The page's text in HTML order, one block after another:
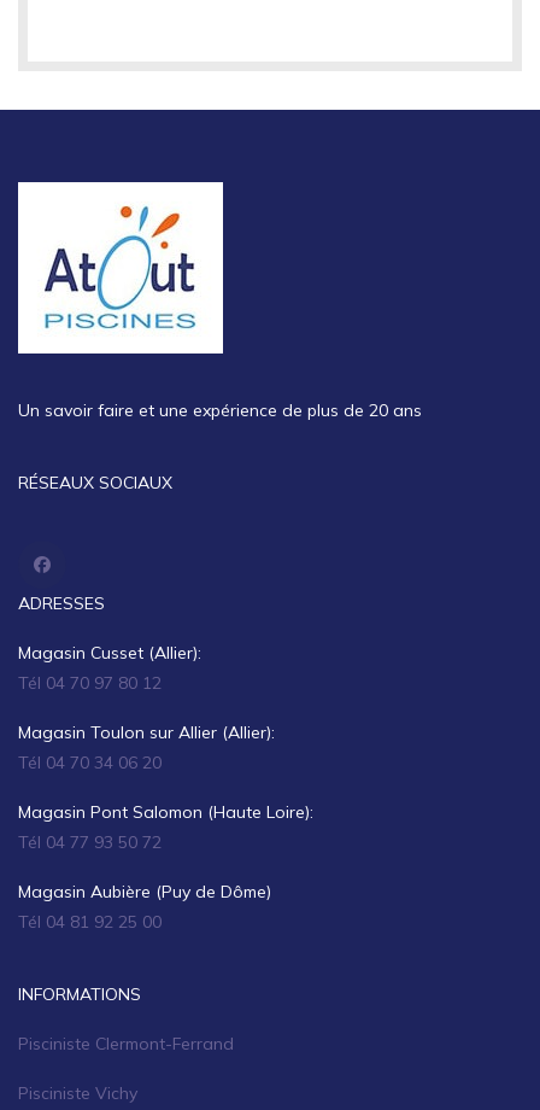
Un savoir faire et une expérience de plus de 20 ans
RÉSEAUX SOCIAUX
ADRESSES
Magasin Cusset (Allier):
Tél 04 70 97 80 12
Magasin Toulon sur Allier (Allier):
Tél 04 70 34 06 20
Magasin Pont Salomon (Haute Loire):
Tél 04 77 93 50 72
Magasin Aubière (Puy de Dôme)
Tél 04 81 92 25 00
INFORMATIONS
Pisciniste Clermont-Ferrand
Pisciniste Vichy